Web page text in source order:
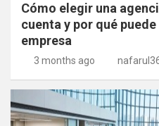
Cómo elegir una
cuenta y por qué
empresa
3 months ago